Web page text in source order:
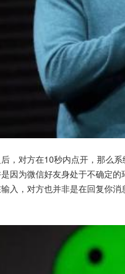
，对方在10秒内点开，那么
因为微信好友身处于不确定
入，对方也并非是在回复你消